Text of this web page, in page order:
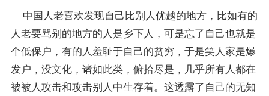
中国人老喜欢发现自己比别人优越的地方，比如有的
人老要骂别的地方的人是乡下人，可是忘了自己也就是
个低保户，有的人羞耻于自己的贫穷，于是笑人家是爆
发户，没文化，诸如此类，俯拾尽是，几乎所有人都在
被被人攻击和攻击别人中生存着。这透露了自己的无知